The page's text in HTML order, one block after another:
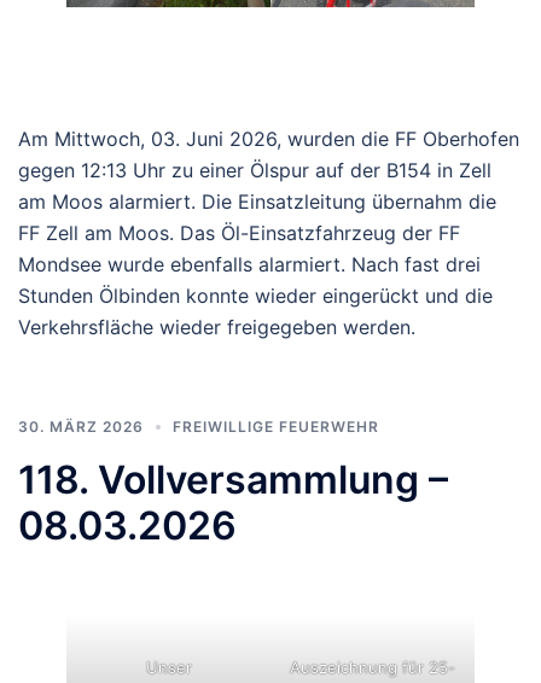
Am Mittwoch, 03. Juni 2026, wurden die FF Oberhofen
gegen 12:13 Uhr zu einer Ölspur auf der B154 in Zell
am Moos alarmiert. Die Einsatzleitung übernahm die
FF Zell am Moos. Das Öl-Einsatzfahrzeug der FF
Mondsee wurde ebenfalls alarmiert. Nach fast drei
Stunden Ölbinden konnte wieder eingerückt und die
Verkehrsfläche wieder freigegeben werden.
30. MÄRZ 2026 FREIWILLIGE FEUERWEHR
118. Vollversammlung –
08.03.2026
Unser
Auszeichnung für 25-